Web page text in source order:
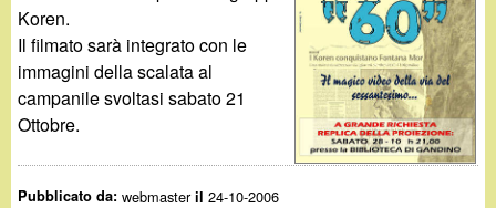
n
d
i
n
r
c
Koren.
Il filmato sarà integrato con le
immagini della scalata al
campanile svoltasi sabato 21
Ottobre.
Pubblicato da:webmasteril 24-10-2006